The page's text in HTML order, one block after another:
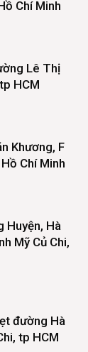
Chí Minh
Lê Thị
HCM
Khương, F
Chí Minh
Huyện, Hà
Mỹ Củ Chi,
đường Hà
tp HCM